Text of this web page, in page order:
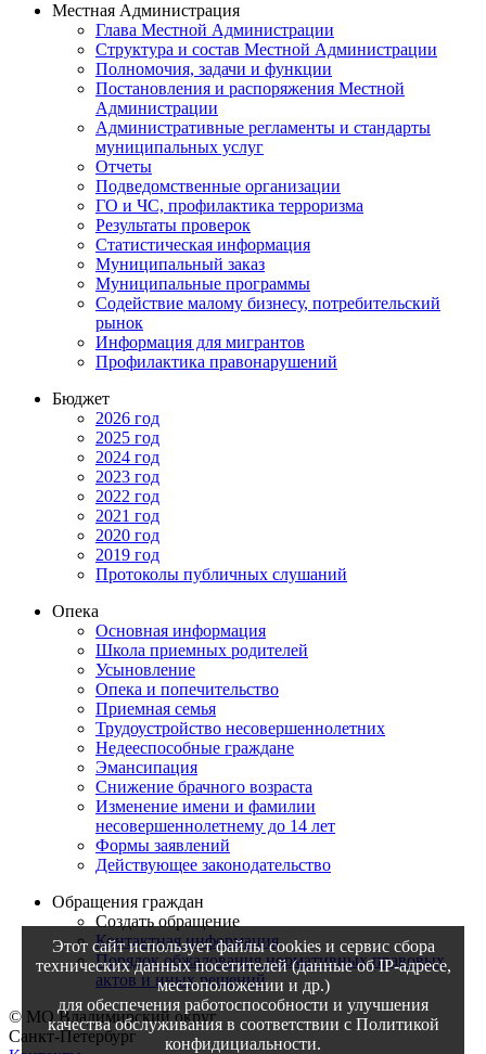
Местная Администрация
Глава Местной Администрации
Структура и состав Местной Администрации
Полномочия, задачи и функции
Постановления и распоряжения Местной
Администрации
Административные регламенты и стандарты
муниципальных услуг
Отчеты
Подведомственные организации
ГО и ЧС, профилактика терроризма
Результаты проверок
Статистическая информация
Муниципальный заказ
Муниципальные программы
Содействие малому бизнесу, потребительский
рынок
Информация для мигрантов
Профилактика правонарушений
Бюджет
2026 год
2025 год
2024 год
2023 год
2022 год
2021 год
2020 год
2019 год
Протоколы публичных слушаний
Опека
Основная информация
Школа приемных родителей
Усыновление
Опека и попечительство
Приемная семья
Трудоустройство несовершеннолетних
Недееспособные граждане
Эмансипация
Снижение брачного возраста
Изменение имени и фамилии
несовершеннолетнему до 14 лет
Формы заявлений
Действующее законодательство
Обращения граждан
Создать обращение
Контактная информация
Порядок обжалования нормативных правовых
актов и иных решений
© МО Владимирский округ
Санкт-Петербург
Этот сайт использует файлы cookies и сервис сбора
технических данных посетителей (данные об IP-адресе,
местоположении и др.)
для обеспечения работоспособности и улучшения
качества обслуживания в соответствии с Политикой
конфидициальности.